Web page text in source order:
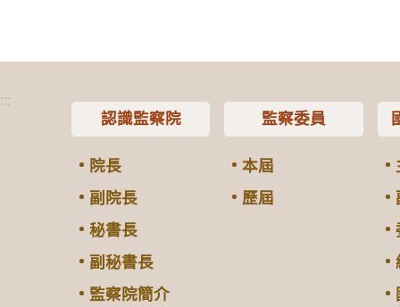
:::
認識監察院
院長
副院長
秘書長
副秘書長
監察院簡介
監察委員
本屆
歷屆